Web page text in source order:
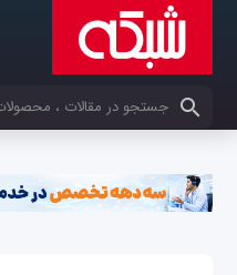
کلمات کلیدی خود را وارد کنید